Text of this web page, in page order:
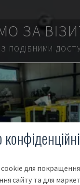
ЗА
ПОДІБНИМИ
для
сайту та для